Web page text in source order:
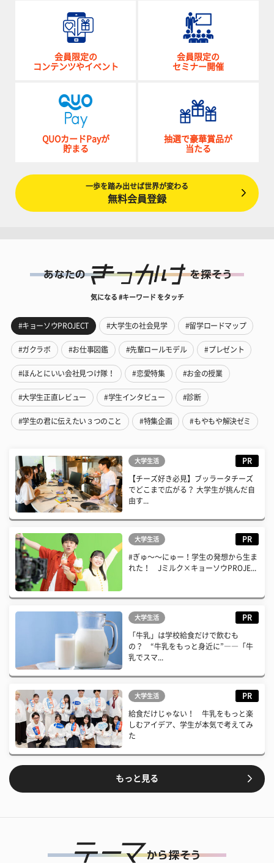
会員限定の
コンテンツやイベント
会員限定の
セミナー開催
QUOカードPayが
貯まる
抽選で豪華賞品が
当たる
一歩を踏み出せば世界が変わる
無料会員登録
気になる #キーワード をタッチ
#キョーソウPROJECT #大学生の社会見学 #留学ロードマップ
#ガクラボ #お仕事図鑑 #先輩ロールモデル #プレゼント
#ほんとにいい会社見つけ隊！ #恋愛特集 #お金の授業
#大学生正直レビュー #学生インタビュー #診断
#学生の君に伝えたい３つのこと #特集企画 #もやもや解決ゼミ
大学生活 PR
【チーズ好き必見】ブッラータチーズ
でどこまで広がる？ 大学生が挑んだ自
由す...
大学生活 PR
#ぎゅ〜〜にゅー！学生の発想から生ま
れた！ Jミルク×キョーソウPROJE...
大学生活 PR
「牛乳」は学校給食だけで飲むも
の？ “牛乳をもっと身近に”――「牛
乳でスマ...
大学生活 PR
給食だけじゃない！ 牛乳をもっと楽
しむアイデア、学生が本気で考えてみ
た
もっと見る